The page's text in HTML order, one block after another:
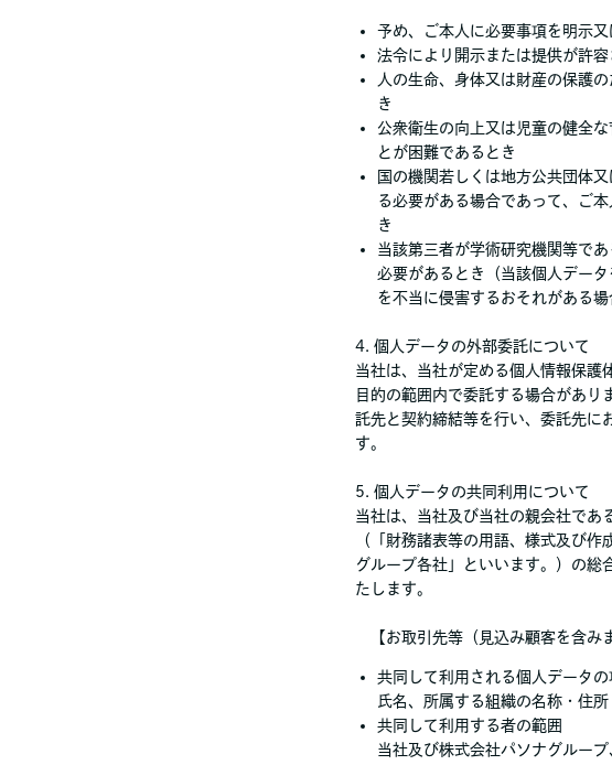
予め、ご本人に必要事項を明示
法令により開示または提供が許
人の生命、身体又は財産の保護
き
公衆衛生の向上又は児童の健全
とが困難であるとき
国の機関若しくは地方公共団体
る必要がある場合であって、ご
き
当該第三者が学術研究機関等で
必要があるとき（当該個人デー
を不当に侵害するおそれがある場
4. 個人データの外部委託について
当社は、当社が定める個人情報保護
目的の範囲内で委託する場合があ
託先と契約締結等を行い、委託先に
す。
5. 個人データの共同利用について
当社は、当社及び当社の親会社であ
（「財務諸表等の用語、様式及び
グループ各社」といいます。）の総
たします。
【お取引先等（見込み顧客を含み
共同して利用される個人データの
氏名、所属する組織の名称・住
共同して利用する者の範囲
当社及び株式会社パソナグルー